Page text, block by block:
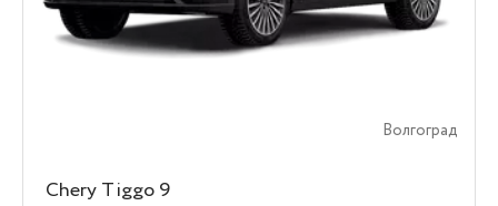
Волгоград
Chery Tiggo 9